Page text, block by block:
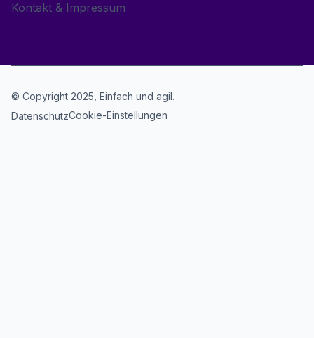
Kontakt & Impressum
© Copyright 2025, Einfach und agil.
DatenschutzCookie-Einstellungen